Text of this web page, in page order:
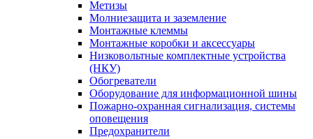
Метизы
Молниезащита и заземление
Монтажные клеммы
Монтажные коробки и аксессуары
Низковольтные комплектные устройства
(НКУ)
Обогреватели
Оборудование для информационной шины
Пожарно-охранная сигнализация, системы
оповещения
Предохранители